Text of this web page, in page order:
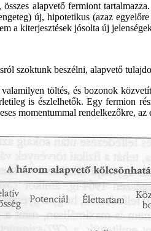
alapvető fermiont
új, hipotetikus (azaz
a kiterjesztések jósolta új
szoktunk beszélni, alapvető
töltés, és bozonok
is észlelhetők. Egy fermion
momentummal rendelkezőkre, az